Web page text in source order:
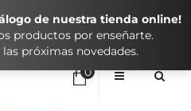
0
de nuestra tienda online!
productos por enseñarte.
próximas novedades.